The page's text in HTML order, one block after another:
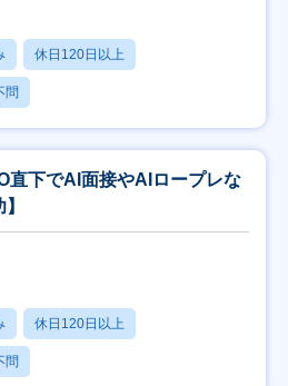
休日120日以上
問
直下でAI面接やAIロープレな
休日120日以上
問